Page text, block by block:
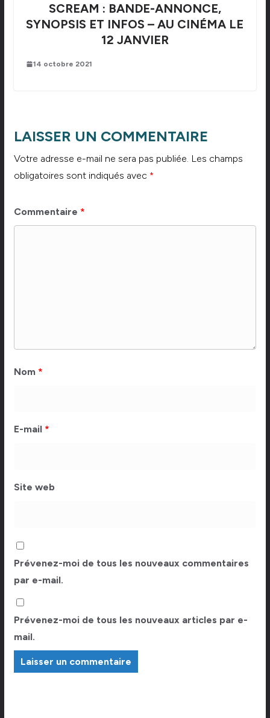
SCREAM : BANDE-ANNONCE,
SYNOPSIS ET INFOS – AU CINÉMA LE
12 JANVIER
14 octobre 2021
LAISSER UN COMMENTAIRE
Votre adresse e-mail ne sera pas publiée. Les champs
obligatoires sont indiqués avec *
Commentaire *
Nom *
E-mail *
Site web
Prévenez-moi de tous les nouveaux commentaires
par e-mail.
Prévenez-moi de tous les nouveaux articles par e-
mail.